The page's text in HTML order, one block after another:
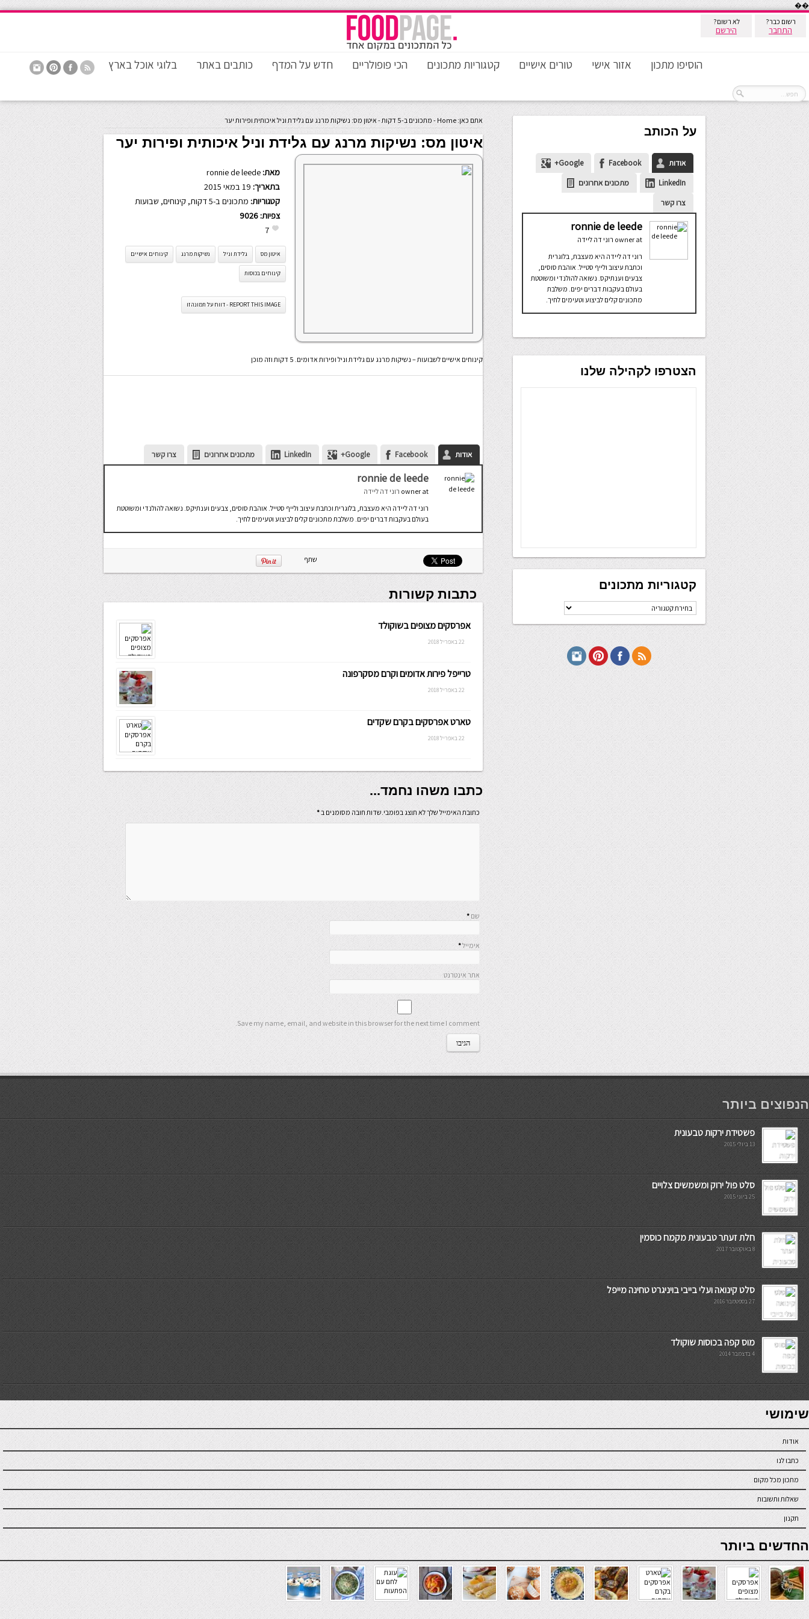
��
רשום כבר?
התחבר
לא רשום?
הירשם
הוסיפו מתכון אזור אישי טורים אישיים קטגוריות מתכונים הכי פופולריים חדש על המדף כותבים באתר בלוגי אוכל בארץ
אתם כאן: Home
- מתכונים ב-5 דקות -איטון מס: נשיקות מרנג עם גלידת וניל איכותית ופירות יער
איטון מס: נשיקות מרנג עם גלידת וניל איכותית ופירות יער
מאת: ronnie de leede
בתאריך:
קטגוריות: מתכונים ב-5 דקות , קינוחים, שבועות
צפיות: 9026
7
איטון מס גלידת וניל נשיקות מרנג קינוחים אישיים
קינוחים בכוסות
REPORT THIS IMAGE - דווח על תמונה זו
קינוחים אישיים לשבועות – נשיקות מרנג עם גלידת וניל ופירות אדומים. 5 דקות וזה מוכן
אודות Facebook
Google+
LinkedIn מתכונים אחרונים צרו קשר
ronnie de leede
owner at
רוני דה ליידה
רוני דה ליידה היא מעצבת, בלוגרית וכתבת עיצוב ולייף סטייל. אוהבת סוסים, צבעים וענתיקס. נשואה להולנדי ומשוטטת
בעולם בעקבות דברים יפים. משלבת מתכונים קלים לביצוע וטעימים לחיך.
שתף
כתבות קשורות
אפרסקים מצופים בשוקולד
22 באפריל 2018
טרייפל פירות אדומים וקרם מסקרפונה
22 באפריל 2018
טארט אפרסקים בקרם שקדים
22 באפריל 2018
כתבו משהו נחמד...
כתובת האימייל שלך לא תוצג בפומבי.שדות חובה מסומנים ב*
שם *
אימייל*
אתר אינטרנט
Save my name, email, and website in this browser for the next time I comment.
על הכותב
אודות Facebook
Google+
LinkedIn
מתכונים אחרונים
צרו קשר
ronnie de leede
owner at
רוני דה ליידה
רוני דה ליידה היא מעצבת, בלוגרית
וכתבת עיצוב ולייף סטייל. אוהבת סוסים,
צבעים וענתיקס. נשואה להולנדי ומשוטטת
בעולם בעקבות דברים יפים. משלבת
מתכונים קלים לביצוע וטעימים לחיך.
הצטרפו לקהילה שלנו
קטגוריות מתכונים
קטגוריות
מתכונים
мостбет кг
הנפוצים ביותר
פשטידת ירקות טבעונית
13 ביולי 2015
סלט פול ירוק ומשמשים צלויים
25 ביוני 2015
חלת זעתר טבעונית מקמח כוסמין
8 באוקטובר 2017
סלט קינואה ועלי בייבי בויניגרט טחינה מייפל
27 בספטמבר 2016
מוס קפה בכוסות שוקולד
4 בדצמבר 2014
7slots
seriöse online casinos österreich
שימושי
אודות
כתבו לנו
מתכון מכל מקום
שאלות ותשובות
תקנון
online casino
החדשים ביותר
verde casino